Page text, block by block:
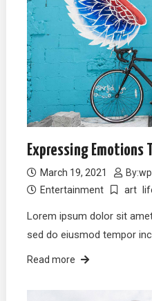
Expressing Emotions
March 19, 2021 By:
Entertainment
art
Lorem ipsum dolor sit
sed do eiusmod tempor
Read more